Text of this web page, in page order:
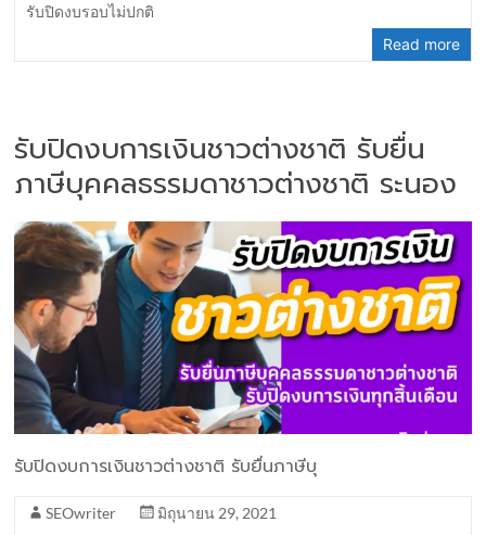
รับปิดงบรอบไม่ปกติ
Read more
รับปิดงบการเงินชาวต่างชาติ รับยื่น
ภาษีบุคคลธรรมดาชาวต่างชาติ ระนอง
รับปิดงบการเงินชาวต่างชาติ รับยื่นภาษีบุ
SEOwriter
มิถุนายน 29, 2021